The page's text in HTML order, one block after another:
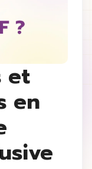
et
en